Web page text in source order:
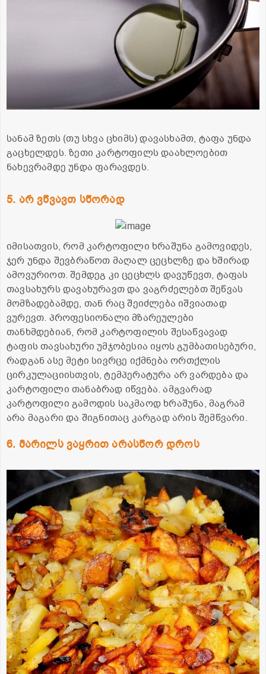
სანამ ზეთს (თუ სხვა ცხიმს) დავასხამთ, ტაფა უნდა
გაცხელდეს. ზეთი კარტოფილს დაახლოებით
ნახევრამდე უნდა ფარავდეს.
5. არ ვწვავთ სწორად
იმისათვის, რომ კარტოფილი ხრაშუნა გამოვიდეს,
ჯერ უნდა შევბრაწოთ მაღალ ცეცხლზე და ხშირად
ამოვურიოთ. შემდეგ კი ცეცხლს დავუწევთ, ტაფას
თავსახურს დავახურავთ და ვაგრძელებთ შეწვას
მომზადებამდე, თან რაც შეიძლება იშვიათად
ვურევთ. პროფესიონალი მზარეულები
თანხმდებიან, რომ კარტოფილის შესაწვავად
ტაფის თავსახური უმჯობესია იყოს გუმბათისებური,
რადგან ასე მეტი სივრცე იქმნება ორთქლის
ცირკულაციისთვის, ტემპერატურა არ ვარდება და
კარტოფილი თანაბრად იწვება. ამგვარად
კარტოფილი გამოდის საკმაოდ ხრაშუნა, მაგრამ
არა მაგარი და შიგნითაც კარგად არის შემწვარი.
6. მარილს ვაყრით არასწორ დროს